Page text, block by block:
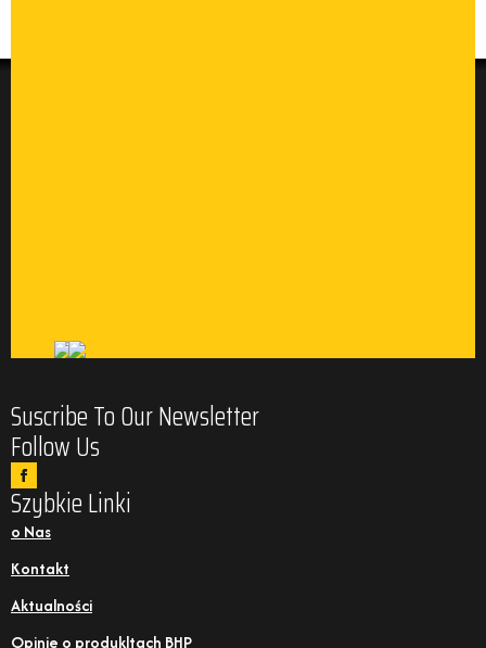
Suscribe To Our Newsletter
Follow Us
Szybkie Linki
o Nas
Kontakt
Aktualności
Opinie o produkltach BHP